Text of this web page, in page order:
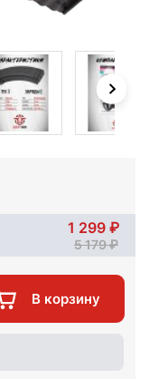
1 299
5 179
В корзину